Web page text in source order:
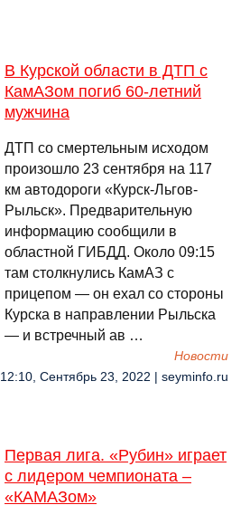
В Курской области в ДТП с
КамАЗом погиб 60-летний
мужчина
ДТП со смертельным исходом
произошло 23 сентября на 117
км автодороги «Курск-Льгов-
Рыльск». Предварительную
информацию сообщили в
областной ГИБДД. Около 09:15
там столкнулись КамАЗ с
прицепом — он ехал со стороны
Курска в направлении Рыльска
— и встречный ав …
Новости
12:10, Сентябрь 23, 2022 | seyminfo.ru
Первая лига. «Рубин» играет
с лидером чемпионата –
«КАМАЗом»